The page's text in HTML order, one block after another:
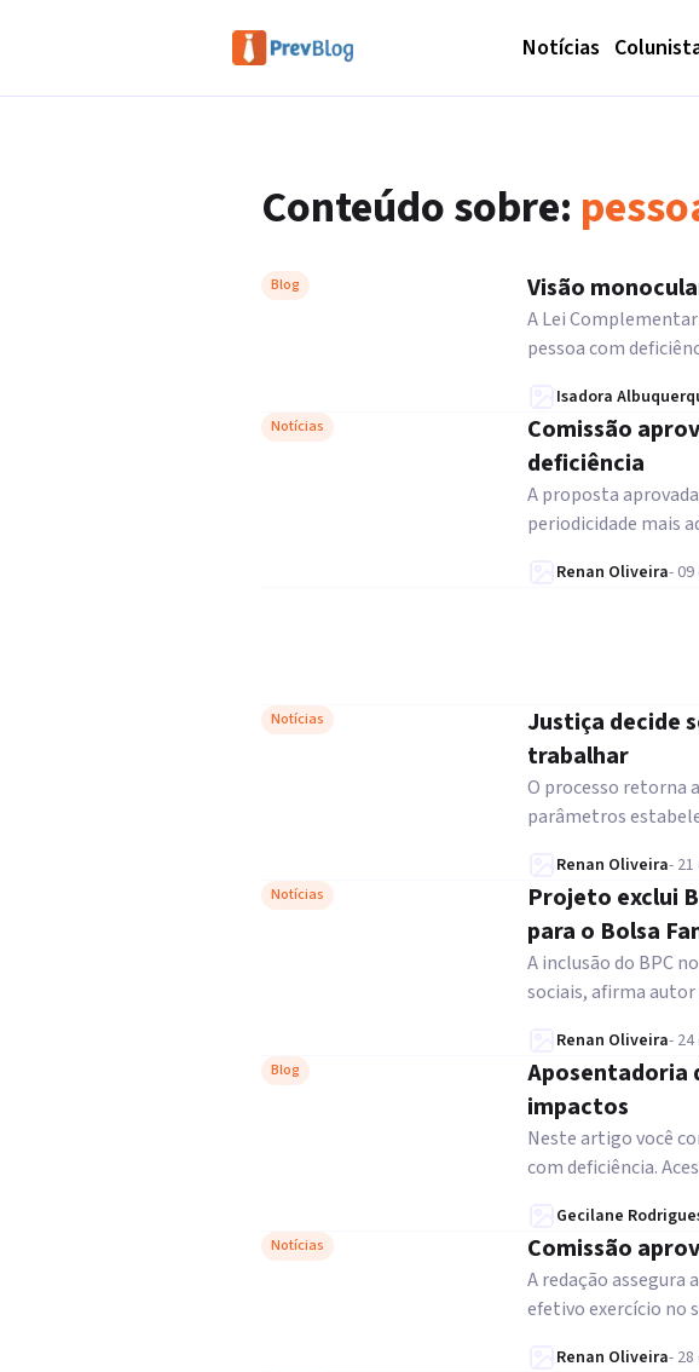
Notícias
Conteúdo sobre:
Blog Visão
A Lei
pessoa com
Isadora
Notícias
Comissão
deficiência
A proposta
periodicidade mais
Renan Oliveira-
Notícias
Justiça decide
trabalhar
O processo retorna
parâmetros
Renan Oliveira-
Notícias
Projeto exclui
para o Bolsa
A inclusão do BPC
sociais, afirma
Renan Oliveira-
Blog
Aposentadoria
impactos
Neste artigo você
com deficiência.
Gecilane
Notícias Comissão
A redação assegura
efetivo exercício no
Renan Oliveira-